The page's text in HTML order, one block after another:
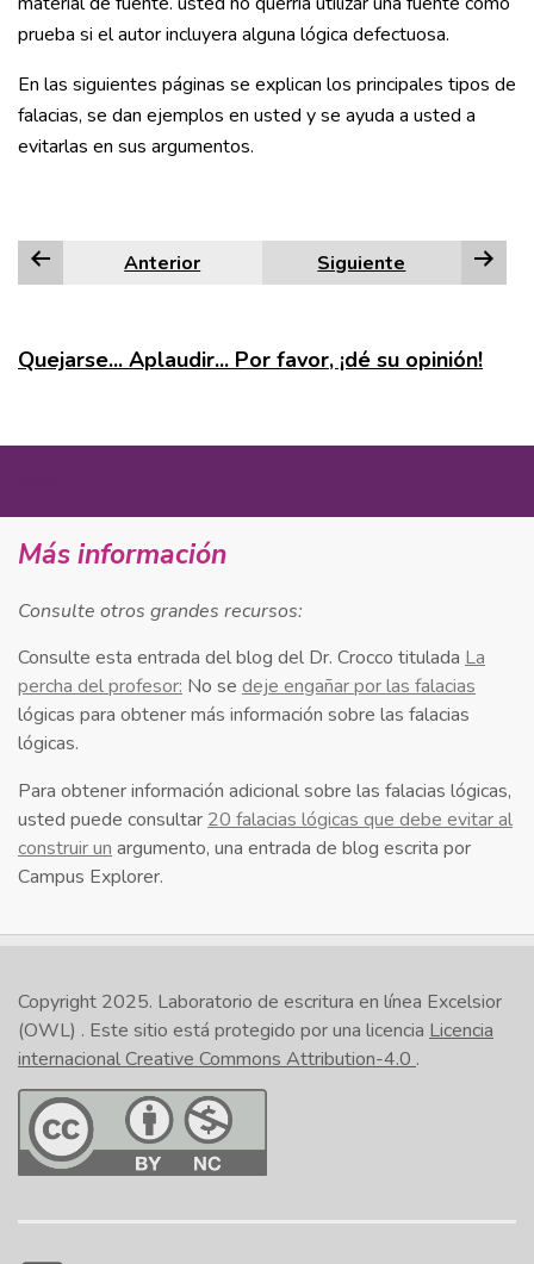
prueba si el autor incluyera alguna lógica defectuosa.
En las siguientes páginas se explican los principales tipos de
falacias, se dan ejemplos en usted y se ayuda a usted a
evitarlas en sus argumentos.
Anterior Siguiente
Quejarse... Aplaudir... Por favor, ¡dé su opinión!
Más información
Consulte otros grandes recursos:
Consulte esta entrada del blog del Dr. Crocco titulada La
percha del profesor: No se deje engañar por las falacias
lógicas para obtener más información sobre las falacias
lógicas.
Para obtener información adicional sobre las falacias lógicas,
usted puede consultar 20 falacias lógicas que debe evitar al
construir un argumento, una entrada de blog escrita por
Campus Explorer.
Copyright 2025. Laboratorio de escritura en línea Excelsior
(OWL) . Este sitio está protegido por una licencia Licencia
internacional Creative Commons Attribution-4.0 .